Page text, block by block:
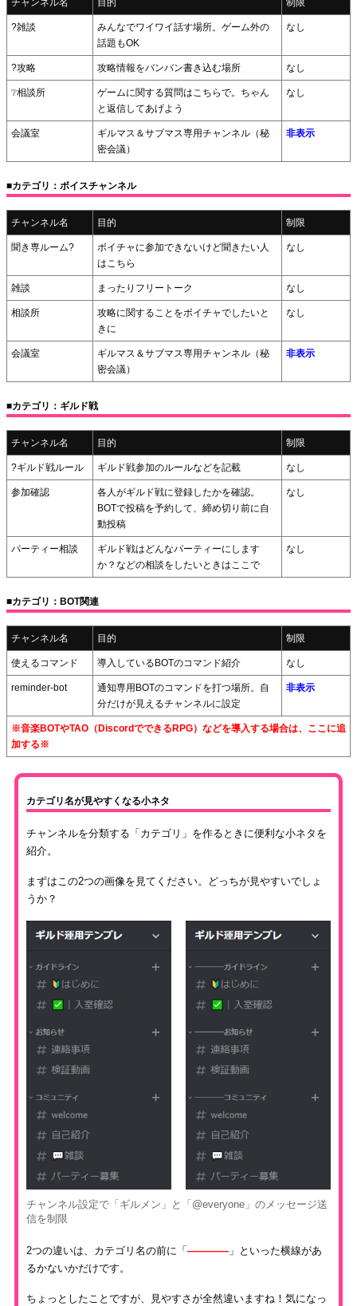
?雑談
みんなでワイワイ話す場所。ゲーム外の
話題もOK
なし
?攻略 攻略情報をバンバン書き込む場所 なし
❔相談所
ゲームに関する質問はこちらで。ちゃん
と返信してあげよう
なし
会議室
ギルマス＆サブマス専用チャンネル（秘
密会議）
非表示
■カテゴリ：ボイスチャンネル
チャンネル名 目的 制限
聞き専ルーム?
ボイチャに参加できないけど聞きたい人
はこちら
なし
雑談 まったりフリートーク なし
相談所
攻略に関することをボイチャでしたいと
きに
なし
会議室
ギルマス＆サブマス専用チャンネル（秘
密会議）
非表示
■カテゴリ：ギルド戦
チャンネル名 目的 制限
?ギルド戦ルール ギルド戦参加のルールなどを記載 なし
参加確認
各人がギルド戦に登録したかを確認。
BOTで投稿を予約して、締め切り前に自
動投稿
なし
パーティー相談
ギルド戦はどんなパーティーにします
か？などの相談をしたいときはここで
なし
■カテゴリ：BOT関連
チャンネル名 目的 制限
使えるコマンド 導入しているBOTのコマンド紹介 なし
reminder-bot
通知専用BOTのコマンドを打つ場所。自
分だけが見えるチャンネルに設定
非表示
※音楽BOTやTAO（DiscordでできるRPG）などを導入する場合は、ここに追
加する※
カテゴリ名が見やすくなる小ネタ
チャンネルを分類する「カテゴリ」を作るときに便利な小ネタを
紹介。
まずはこの2つの画像を見てください。どっちが見やすいでしょ
うか？
チャンネル設定で「ギルメン」と「@everyone」のメッセージ送
信を制限
2つの違いは、カテゴリ名の前に「 ―――― 」といった横線があ
るかないかだけです。
ちょっとしたことですが、見やすさが全然違いますね！気になっ